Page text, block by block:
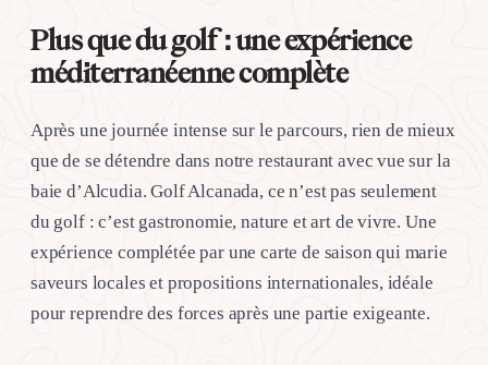
Plus que du golf : une expérience
méditerranéenne complète
Après une journée intense sur le parcours, rien de mieux
que de se détendre dans notre restaurant avec vue sur la
baie d’Alcudia. Golf Alcanada, ce n’est pas seulement
du golf : c’est gastronomie, nature et art de vivre. Une
expérience complétée par une carte de saison qui marie
saveurs locales et propositions internationales, idéale
pour reprendre des forces après une partie exigeante.